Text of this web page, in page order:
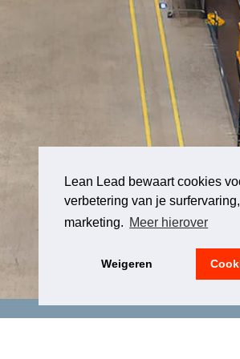
Lean Lead bewaart cookies
verbetering van je
marketing. Meer hierover
Weigeren